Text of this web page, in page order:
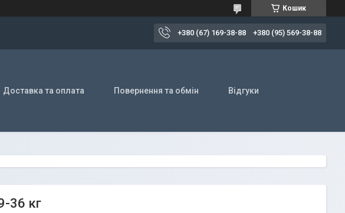
Кошик
+380 (67) 169-38-88 +380 (95) 569-38-88
Доставка та оплата Повернення та обмін Відгуки
36 кг